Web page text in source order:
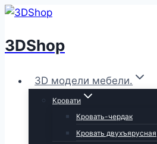
Перейти
содержимому
3DShop
3D модели мебели.
Кровати
Кровать-чердак
Кровать двухъярусная